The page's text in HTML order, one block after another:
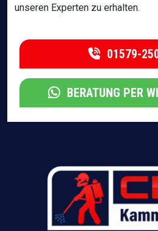
unseren Experten zu erhalten.
01579-
BERATUNG PER